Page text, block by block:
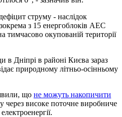
струму - наслідок
зокрема з 15 енергоблоків АЕС
тимчасово окупованій території
в Дніпрі в районі Києва зараз
природному літньо-осінньому
що не можуть накопичити
через високе поточне виробниче